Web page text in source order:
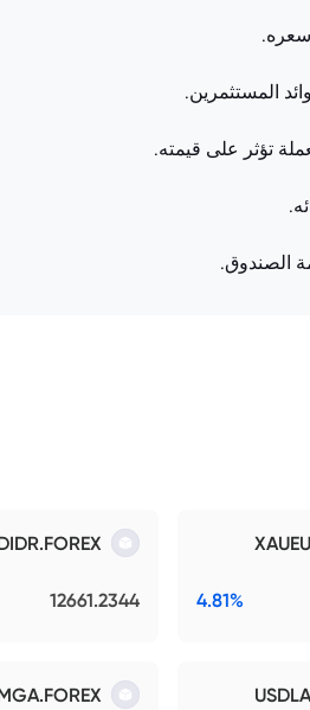
المستثمرين.
تؤثر على قيمته.
الصندوق.
4.81%
12661.2344